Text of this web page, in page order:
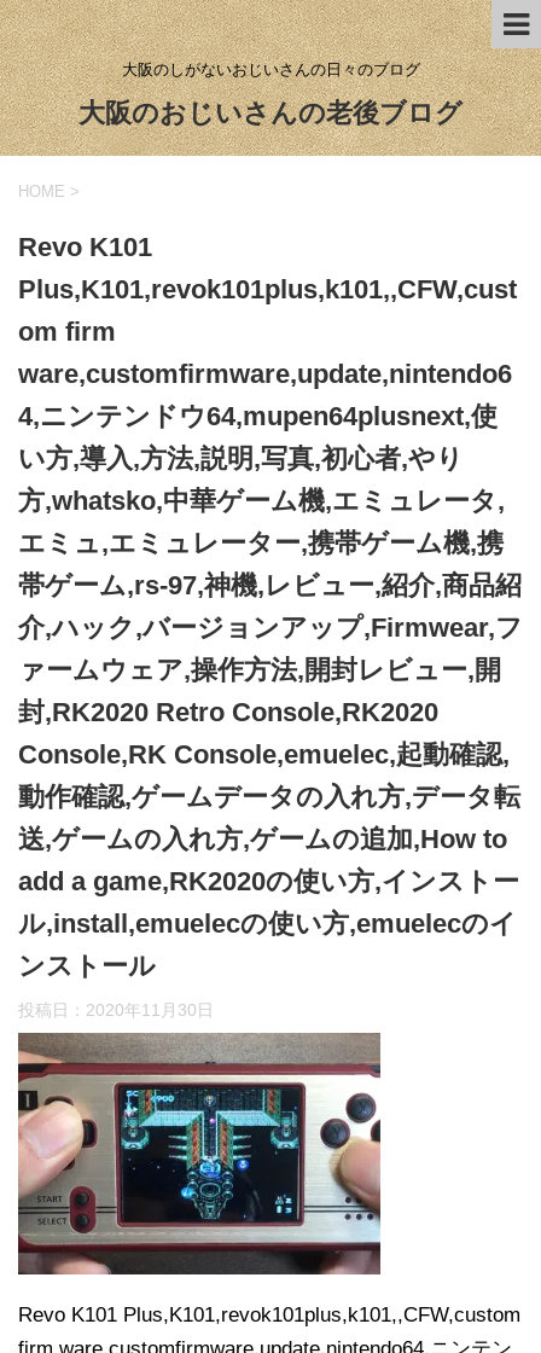
大阪のしがないおじいさんの日々のブログ
大阪のおじいさんの老後ブログ
HOME >
Revo K101
Plus,K101,revok101plus,k101,,CFW,cust
om firm
ware,customfirmware,update,nintendo6
4,ニンテンドウ64,mupen64plusnext,使
い方,導入,方法,説明,写真,初心者,やり
方,whatsko,中華ゲーム機,エミュレータ,
エミュ,エミュレーター,携帯ゲーム機,携
帯ゲーム,rs-97,神機,レビュー,紹介,商品紹
介,ハック,バージョンアップ,Firmwear,フ
ァームウェア,操作方法,開封レビュー,開
封,RK2020 Retro Console,RK2020
Console,RK Console,emuelec,起動確認,
動作確認,ゲームデータの入れ方,データ転
送,ゲームの入れ方,ゲームの追加,How to
add a game,RK2020の使い方,インストー
ル,install,emuelecの使い方,emuelecのイ
ンストール
投稿日： 2020年11月30日
Revo K101 Plus,K101,revok101plus,k101,,CFW,custom